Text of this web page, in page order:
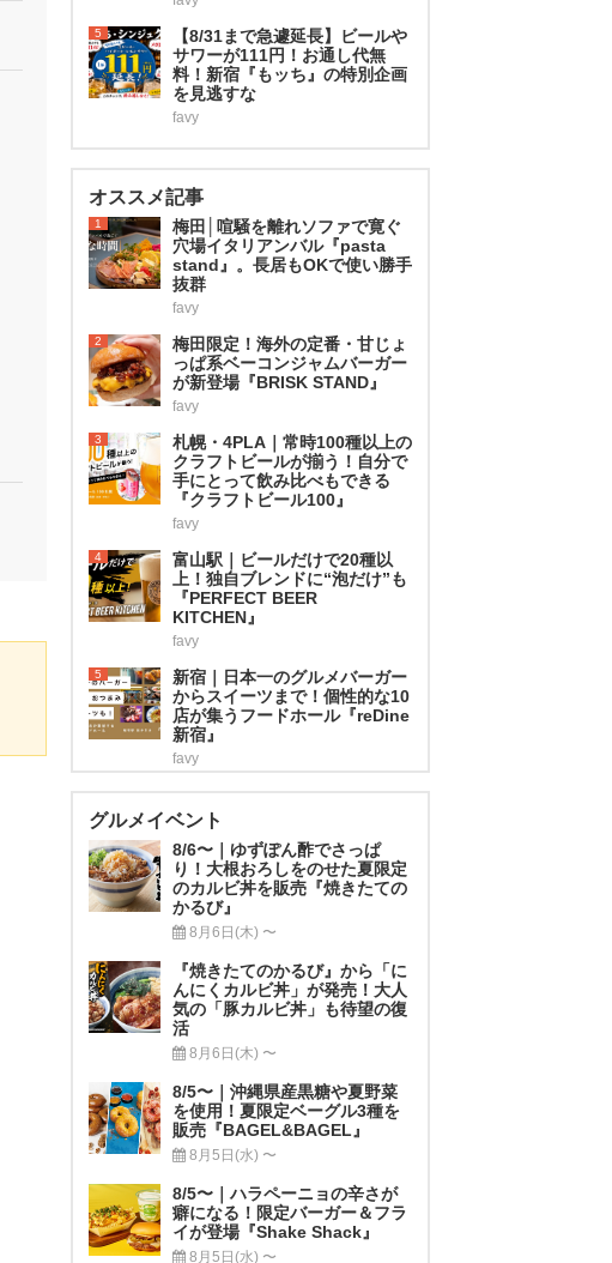
5
【8/31まで急遽延長】ビールや
サワーが111円！お通し代無
料！新宿『もッち』の特別企画
を見逃すな
favy
オススメ記事
1
梅田│喧騒を離れソファで寛ぐ
穴場イタリアンバル『pasta
stand』。長居もOKで使い勝手
抜群
favy
2
梅田限定！海外の定番・甘じょ
っぱ系ベーコンジャムバーガー
が新登場『BRISK STAND』
favy
3
札幌・4PLA｜常時100種以上の
クラフトビールが揃う！自分で
手にとって飲み比べもできる
『クラフトビール100』
favy
4
富山駅｜ビールだけで20種以
上！独自ブレンドに“泡だけ”も
『PERFECT BEER
KITCHEN』
favy
5
新宿｜日本一のグルメバーガー
からスイーツまで！個性的な10
店が集うフードホール『reDine
新宿』
favy
グルメイベント
8/6〜｜ゆずぽん酢でさっぱ
り！大根おろしをのせた夏限定
のカルビ丼を販売『焼きたての
かるび』
8月6日(木) 〜
『焼きたてのかるび』から「に
んにくカルビ丼」が発売！大人
気の「豚カルビ丼」も待望の復
活
8月6日(木) 〜
8/5〜｜沖縄県産黒糖や夏野菜
を使用！夏限定ベーグル3種を
販売『BAGEL&BAGEL』
8月5日(水) 〜
8/5〜｜ハラペーニョの辛さが
癖になる！限定バーガー＆フラ
イが登場『Shake Shack』
8月5日(水) 〜